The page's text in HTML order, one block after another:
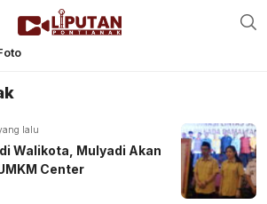
lalu
Walikota, Mulyadi Akan
Center